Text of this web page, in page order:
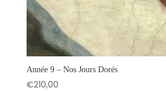
Année 9 – Nos Jours Dorés
€210,00